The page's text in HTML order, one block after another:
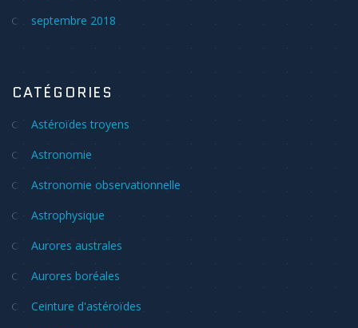
septembre 2018
CATÉGORIES
Astéroïdes troyens
Astronomie
Astronomie observationnelle
Astrophysique
Aurores australes
Aurores boréales
Ceinture d'astéroïdes